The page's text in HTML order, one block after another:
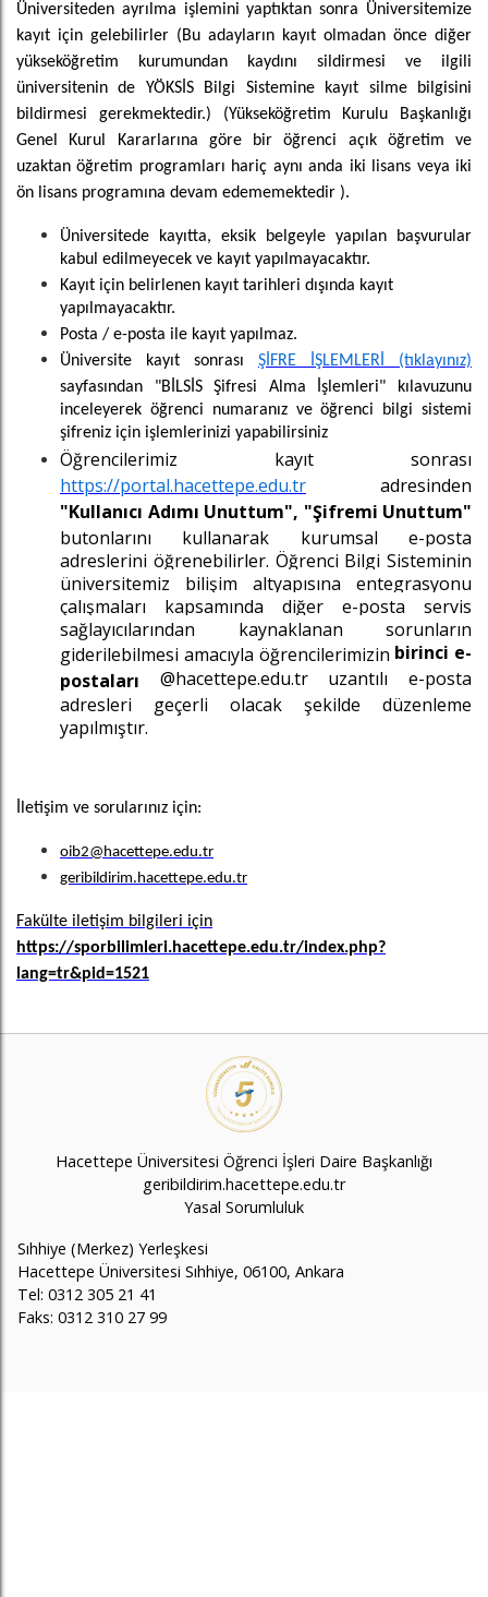
Üniversiteden ayrılma işlemini yaptıktan sonra Üniversitemize
kayıt için gelebilirler (Bu adayların kayıt olmadan önce diğer
yükseköğretim kurumundan kaydını sildirmesi ve ilgili
üniversitenin de YÖKSİS Bilgi Sistemine kayıt silme bilgisini
bildirmesi gerekmektedir.) (Yükseköğretim Kurulu Başkanlığı
Genel Kurul Kararlarına göre bir öğrenci açık öğretim ve
uzaktan öğretim programları hariç aynı anda iki lisans veya iki
ön lisans programına devam edememektedir ).
Üniversitede kayıtta, eksik belgeyle yapılan başvurular
kabul edilmeyecek ve kayıt yapılmayacaktır.
Kayıt için belirlenen kayıt tarihleri dışında kayıt
yapılmayacaktır.
Posta / e-posta ile kayıt yapılmaz.
Üniversite kayıt sonrası ŞİFRE İŞLEMLERİ (tıklayınız)
sayfasından "BİLSİS Şifresi Alma İşlemleri" kılavuzunu
inceleyerek öğrenci numaranız ve öğrenci bilgi sistemi
şifreniz için işlemlerinizi yapabilirsiniz
Öğrencilerimiz kayıt sonrası
https://portal.hacettepe.edu.tr
adresinden
"Kullanıcı Adımı Unuttum", "Şifremi Unuttum"
butonlarını kullanarak kurumsal e-posta
adreslerini öğrenebilirler. Öğrenci Bilgi Sisteminin
üniversitemiz bilişim altyapısına entegrasyonu
çalışmaları kapsamında diğer e-posta servis
sağlayıcılarından kaynaklanan sorunların
giderilebilmesi amacıyla öğrencilerimizin birinci e-
postaları @hacettepe.edu.tr uzantılı e-posta
adresleri geçerli olacak şekilde düzenleme
yapılmıştır.
İletişim ve sorularınız için:
oib2@hacettepe.edu.tr
geribildirim.hacettepe.edu.tr
Fakülte iletişim bilgileri için
https://sporbilimleri.hacettepe.edu.tr/index.php?
lang=tr&pid=1521
Hacettepe Üniversitesi Öğrenci İşleri Daire Başkanlığı
geribildirim.hacettepe.edu.tr
Yasal Sorumluluk
Sıhhiye (Merkez) Yerleşkesi
Hacettepe Üniversitesi Sıhhiye, 06100, Ankara
Tel: 0312 305 21 41
Faks: 0312 310 27 99